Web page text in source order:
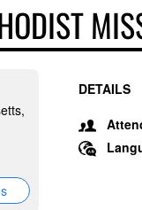
DETAILS